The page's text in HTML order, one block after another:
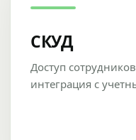
СКУД
Доступ
интеграция с